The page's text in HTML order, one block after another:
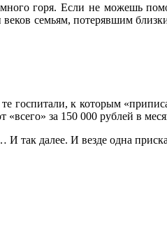
горя. Если не можешь
семьям, потерявшим
госпитали, к которым
за 150 000 рублей в
так далее. И везде одна